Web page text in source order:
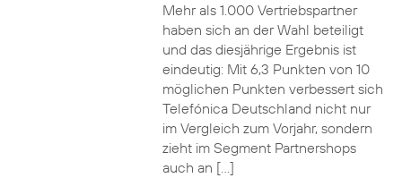
Mehr als 1.000 Vertriebspartner
haben sich an der Wahl beteiligt
und das diesjährige Ergebnis ist
eindeutig: Mit 6,3 Punkten von 10
möglichen Punkten verbessert sich
Telefónica Deutschland nicht nur
im Vergleich zum Vorjahr, sondern
zieht im Segment Partnershops
auch an […]